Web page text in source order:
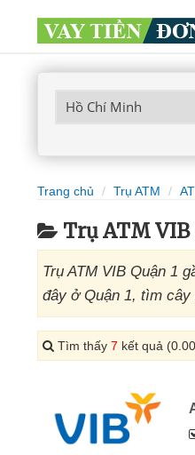
Trang chủ Trụ ATM
Trụ ATM VIB
Trụ ATM VIB Quận 1
đây ở Quận 1, tìm cây
Tìm thấy 7 kết quả